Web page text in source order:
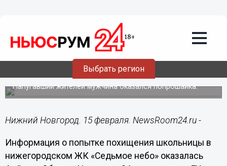
Выбрать регион
Полиция опровергла попытку
похищения школьницы в Нижнем
Напугавший жителей мужчина оказался попрошайка.
Нижний Новгород. 15 февраля. NewsRoom24.ru -
Информация о попытке похищения школьницы в
нижегородском ЖК «Седьмое небо» оказалась